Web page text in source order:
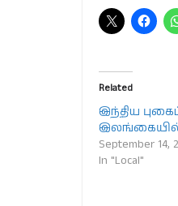
Related
இந்திய
இலங்கையில்
September 14,
In "Local"